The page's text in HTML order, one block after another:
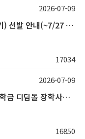
2026-2학기 순득장학재단 장학생(23기) 선발 안내(~7/27 10:00)
17034
2026-07-09
세종연구원 2026년도 세종이도인재장학금 디딤돌 장학사업 학자금대출 관련분야(원금상환, 이자지원) 신청 사업 안내
16850
2026-07-09